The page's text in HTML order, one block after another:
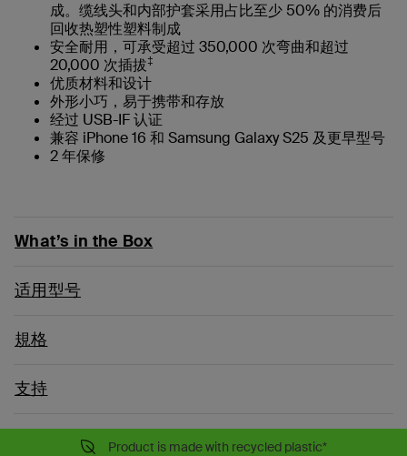
成。缆线头和内部护套采用占比至少 50% 的消费后
回收热塑性塑料制成
安全耐用，可承受超过 350,000 次弯曲和超过
20,000 次插拔‡
优质材料和设计
外形小巧，易于携带和存放
经过 USB-IF 认证
兼容 iPhone 16 和 Samsung Galaxy S25 及更早型号
2 年保修
What’s in the Box
适用型号
規格
支持
Product is made with recycled plastic*